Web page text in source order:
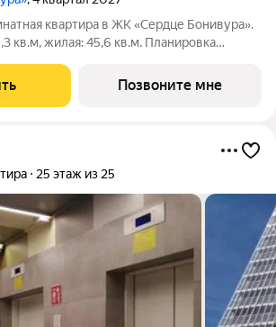
квартира в ЖК «Сердце Бонивура».
кв.м, жилая: 45,6 кв.м. Планировка
18,3 кв.м, мастер-спальню 13,7 кв.м,
Позвоните мне
25 этаж из 25